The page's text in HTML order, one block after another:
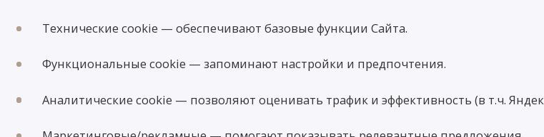
Технические cookie — обеспечивают базовые функции Сайта.
Функциональные cookie — запоминают настройки и предпочтения.
Аналитические cookie — позволяют оценивать трафик и эффективность (в т.ч.